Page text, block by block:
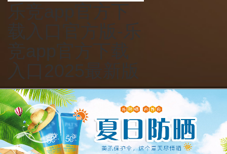
乐竞app官方下
载入口官方版-乐
竞app官方下载
入口2025最新版